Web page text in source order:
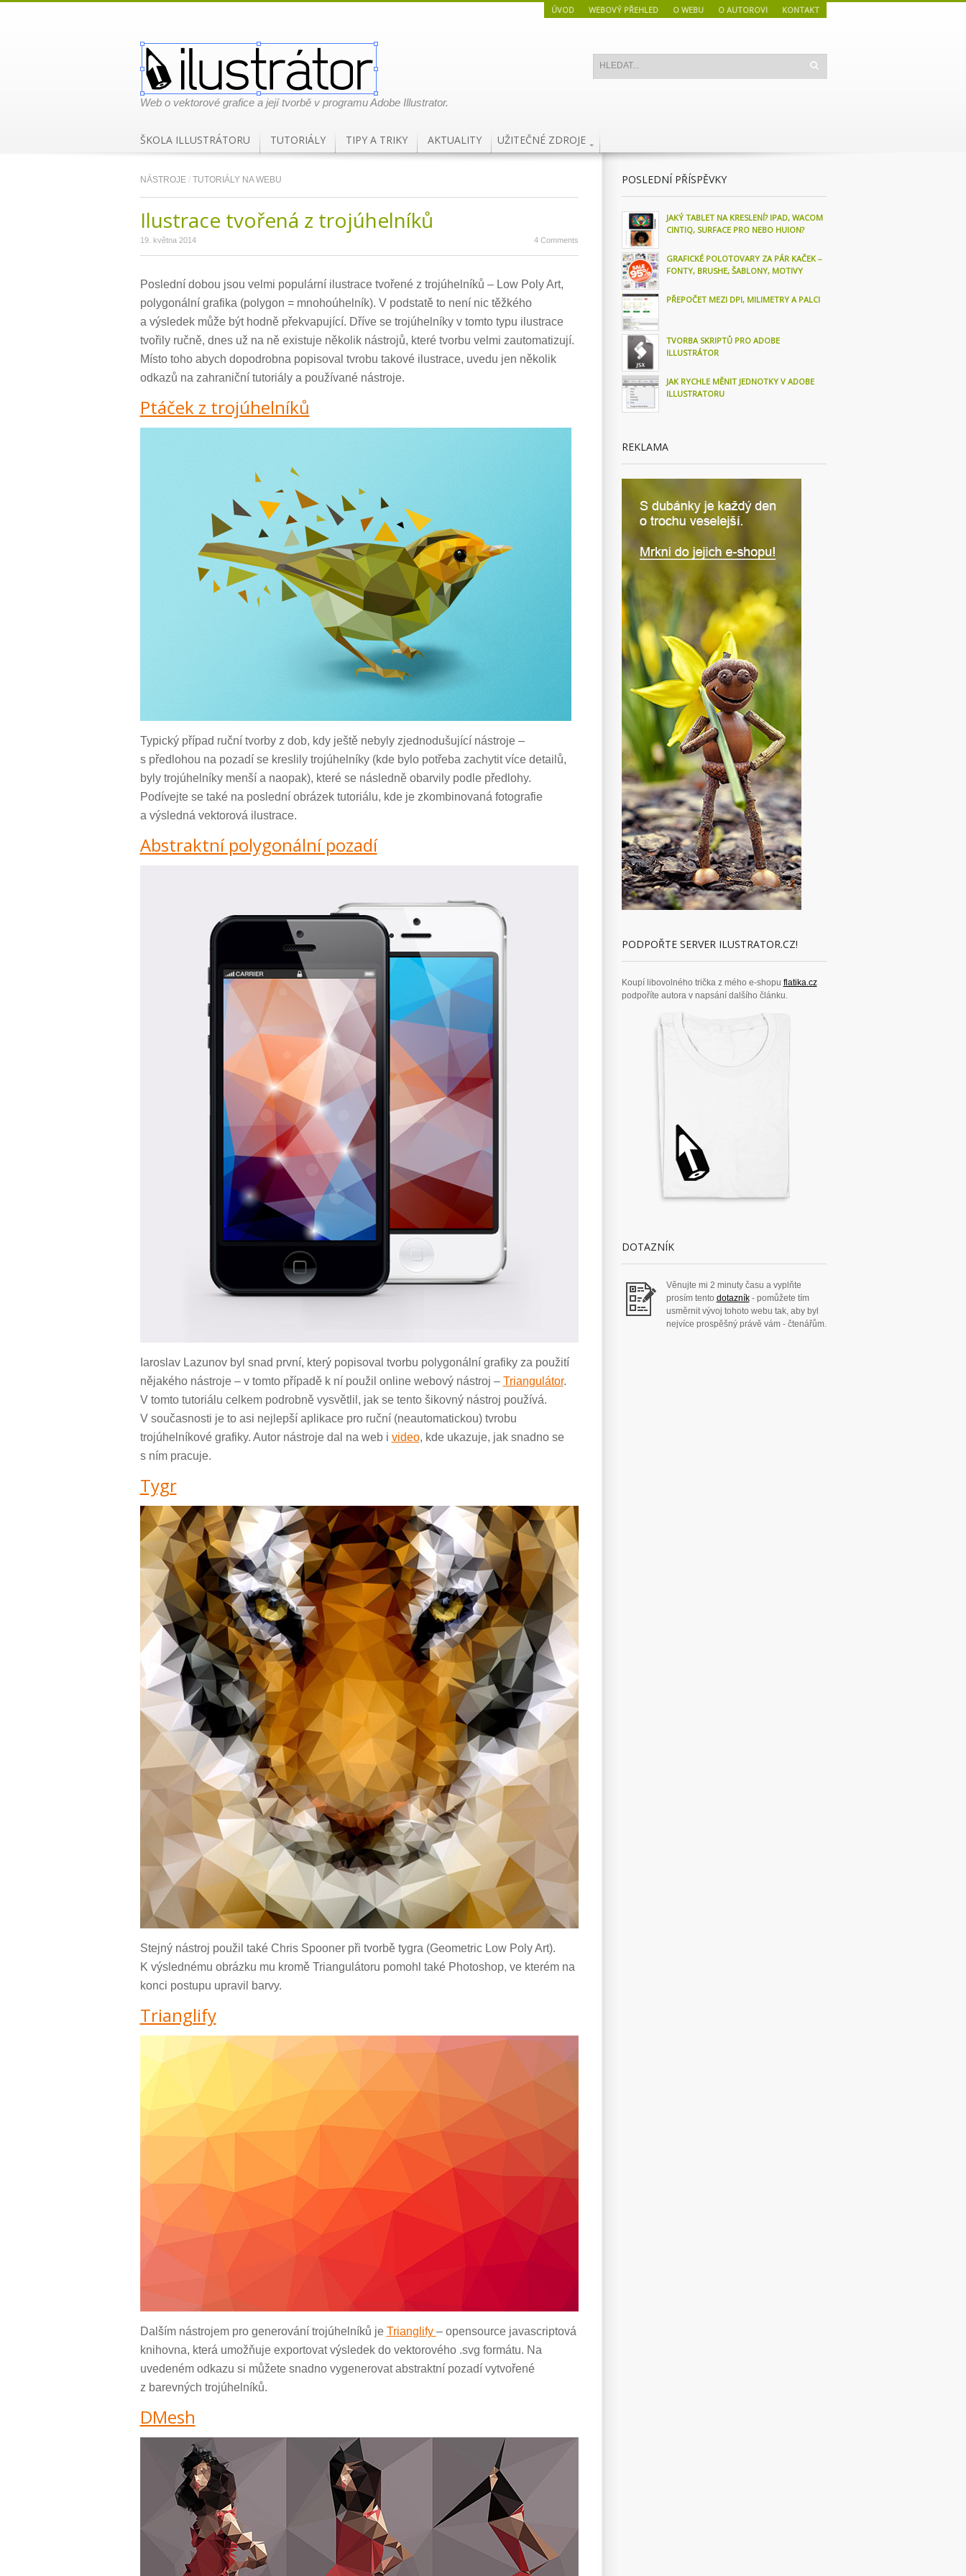
Web o vektorové grafice a její tvorbě v programu Adobe Illustrator.
ÚVOD WEBOVÝ PŘEHLED O WEBU O AUTOROVI KONTAKT
ŠKOLA ILLUSTRÁTORU TUTORIÁLY TIPY A TRIKY AKTUALITY UŽITEČNÉ ZDROJE
NÁSTROJE / TUTORIÁLY NA WEBU
Ilustrace tvořená z trojúhelníků
19. května 2014 4 Comments
Poslední dobou jsou velmi populární ilustrace tvořené z trojúhelníků – Low Poly Art,
polygonální grafika (polygon = mnohoúhelník). V podstatě to není nic těžkého
a výsledek může být hodně překvapující. Dříve se trojúhelníky v tomto typu ilustrace
tvořily ručně, dnes už na ně existuje několik nástrojů, které tvorbu velmi zautomatizují.
Místo toho abych dopodrobna popisoval tvrobu takové ilustrace, uvedu jen několik
odkazů na zahraniční tutoriály a používané nástroje.
Ptáček z trojúhelníků
Typický případ ruční tvorby z dob, kdy ještě nebyly zjednodušující nástroje –
s předlohou na pozadí se kreslily trojúhelníky (kde bylo potřeba zachytit více detailů,
byly trojúhelníky menší a naopak), které se následně obarvily podle předlohy.
Podívejte se také na poslední obrázek tutoriálu, kde je zkombinovaná fotografie
a výsledná vektorová ilustrace.
Abstraktní polygonální pozadí
Iaroslav Lazunov byl snad první, který popisoval tvorbu polygonální grafiky za použití
nějakého nástroje – v tomto případě k ní použil online webový nástroj – Triangulátor.
V tomto tutoriálu celkem podrobně vysvětlil, jak se tento šikovný nástroj používá.
V současnosti je to asi nejlepší aplikace pro ruční (neautomatickou) tvrobu
trojúhelníkové grafiky. Autor nástroje dal na web i video, kde ukazuje, jak snadno se
s ním pracuje.
Tygr
Stejný nástroj použil také Chris Spooner při tvorbě tygra (Geometric Low Poly Art).
K výslednému obrázku mu kromě Triangulátoru pomohl také Photoshop, ve kterém na
konci postupu upravil barvy.
Trianglify
Dalším nástrojem pro generování trojúhelníků je Trianglify – opensource javascriptová
knihovna, která umožňuje exportovat výsledek do vektorového .svg formátu. Na
uvedeném odkazu si můžete snadno vygenerovat abstraktní pozadí vytvořené
z barevných trojúhelníků.
DMesh
POSLEDNÍ PŘÍSPĚVKY
JAKÝ TABLET NA KRESLENÍ? IPAD, WACOM
CINTIQ, SURFACE PRO NEBO HUION?
GRAFICKÉ POLOTOVARY ZA PÁR KAČEK –
FONTY, BRUSHE, ŠABLONY, MOTIVY
PŘEPOČET MEZI DPI, MILIMETRY A PALCI
TVORBA SKRIPTŮ PRO ADOBE
ILLUSTRÁTOR
JAK RYCHLE MĚNIT JEDNOTKY V ADOBE
ILLUSTRATORU
REKLAMA
PODPOŘTE SERVER ILUSTRATOR.CZ!
Koupí libovolného trička z mého e-shopu flatika.cz
podpoříte autora v napsání dalšího článku.
DOTAZNÍK
Věnujte mi 2 minuty času a vyplňte
prosím tento dotazník- pomůžete tím
usměrnit vývoj tohoto webu tak, aby byl
nejvíce prospěšný právě vám - čtenářům.